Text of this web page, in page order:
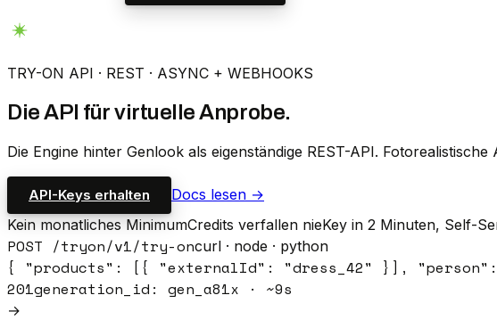
TRY-ON API · REST · ASYNC + WEBHOOKS
Die API für virtuelle Anprobe.
Die Engine hinter Genlook als eigenständige REST-API.
API-Keys erhalten
Docs lesen →
Kein monatliches MinimumCredits verfallen nieKey in 2 Minuten, Self-
POST /tryon/v1/try-oncurl · node · python
{ "products": [{ "externalId": "dress_42" }],
201generation_id: gen_a81x · ~9s
→